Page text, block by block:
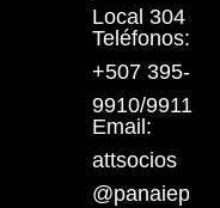
Local 304
Teléfonos:
+507 395-
9910/9911
Email:
attsocios
@panaiep